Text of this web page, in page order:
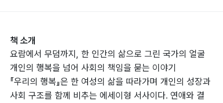
책 소개
요람에서 무덤까지, 한 인간의 삶으로 그린 국가의 얼굴
개인의 행복을 넘어 사회의 책임을 묻는 이야기
『우리의 행복』은 한 여성의 삶을 따라가며 개인의 성장과
사회 구조를 함께 비추는 에세이형 서사이다. 연애와 결